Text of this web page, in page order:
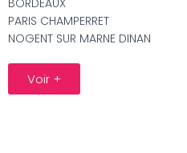
BORDEAUX
PARIS CHAMPERRET
NOGENT SUR MARNE DINAN
Voir +